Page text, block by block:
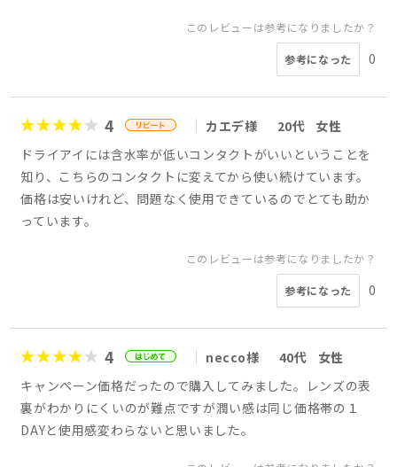
このレビューは参考になりましたか？
参考になった 0
4 カエデ様 20代
女性
ドライアイには含水率が低いコンタクトがいいということを
知り、こちらのコンタクトに変えてから使い続けています。
価格は安いけれど、問題なく使用できているのでとても助か
っています。
このレビューは参考になりましたか？
参考になった 0
4 necco様 40代
女性
キャンペーン価格だったので購入してみました。レンズの表
裏がわかりにくいのが難点ですが潤い感は同じ価格帯の１
DAYと使用感変わらないと思いました。